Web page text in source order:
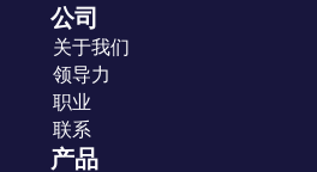
公司
关于我们
领导力
职业
联系
产品